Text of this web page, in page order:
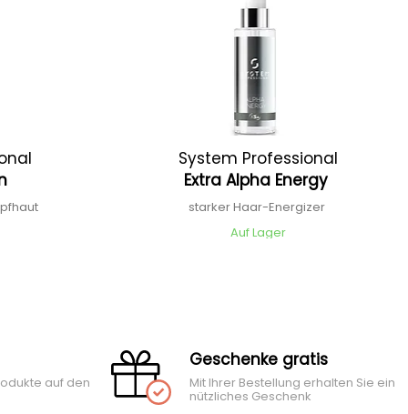
System Professional
Extra Alpha Energy
starker Haar-Energizer
Auf Lager
auf den
Geschenke gratis
Mit Ihrer Bestellung erhalten Sie ein
nützliches Geschenk